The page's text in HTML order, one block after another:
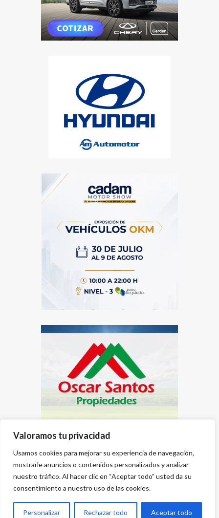
Valoramos tu privacidad
Usamos cookies para mejorar su experiencia de navegación,
mostrarle anuncios o contenidos personalizados y analizar
nuestro tráfico. Al hacer clic en “Aceptar todo” usted da su
consentimiento a nuestro uso de las cookies.
Personalizar Rechazar todo Aceptar todo